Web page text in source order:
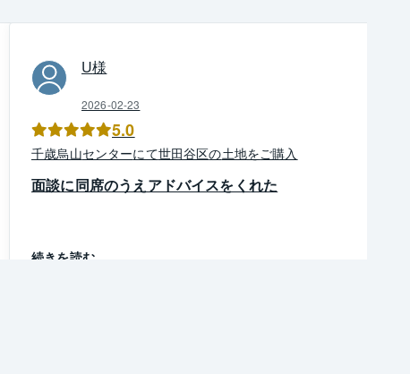
U様
2026-02-23
5.0
千歳烏山センターにて世田谷区の土地をご購入
面談に同席のうえアドバイスをくれた
続きを読む